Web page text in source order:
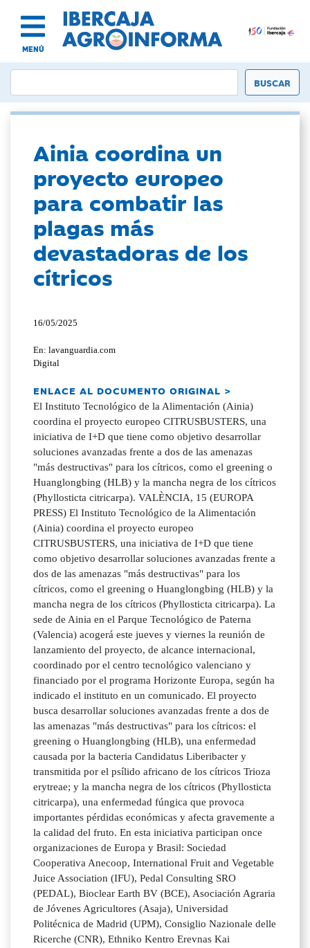
MENÚ
Ainia coordina un
proyecto europeo
para combatir las
plagas más
devastadoras de los
cítricos
16/05/2025
En: lavanguardia.com
Digital
ENLACE AL DOCUMENTO ORIGINAL >
El Instituto Tecnológico de la Alimentación (Ainia)
coordina el proyecto europeo CITRUSBUSTERS, una
iniciativa de I+D que tiene como objetivo desarrollar
soluciones avanzadas frente a dos de las amenazas
"más destructivas" para los cítricos, como el greening o
Huanglongbing (HLB) y la mancha negra de los cítricos
(Phyllosticta citricarpa). VALÈNCIA, 15 (EUROPA
PRESS) El Instituto Tecnológico de la Alimentación
(Ainia) coordina el proyecto europeo
CITRUSBUSTERS, una iniciativa de I+D que tiene
como objetivo desarrollar soluciones avanzadas frente a
dos de las amenazas "más destructivas" para los
cítricos, como el greening o Huanglongbing (HLB) y la
mancha negra de los cítricos (Phyllosticta citricarpa). La
sede de Ainia en el Parque Tecnológico de Paterna
(Valencia) acogerá este jueves y viernes la reunión de
lanzamiento del proyecto, de alcance internacional,
coordinado por el centro tecnológico valenciano y
financiado por el programa Horizonte Europa, según ha
indicado el instituto en un comunicado. El proyecto
busca desarrollar soluciones avanzadas frente a dos de
las amenazas "más destructivas" para los cítricos: el
greening o Huanglongbing (HLB), una enfermedad
causada por la bacteria Candidatus Liberibacter y
transmitida por el psílido africano de los cítricos Trioza
erytreae; y la mancha negra de los cítricos (Phyllosticta
citricarpa), una enfermedad fúngica que provoca
importantes pérdidas económicas y afecta gravemente a
la calidad del fruto. En esta iniciativa participan once
organizaciones de Europa y Brasil: Sociedad
Cooperativa Anecoop, International Fruit and Vegetable
Juice Association (IFU), Pedal Consulting SRO
(PEDAL), Bioclear Earth BV (BCE), Asociación Agraria
de Jóvenes Agricultores (Asaja), Universidad
Politécnica de Madrid (UPM), Consiglio Nazionale delle
Ricerche (CNR), Ethniko Kentro Erevnas Kai